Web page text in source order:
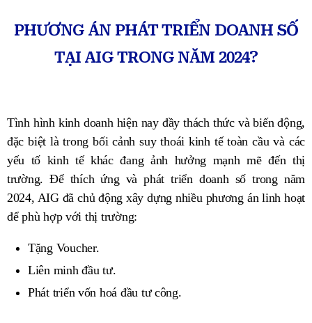
PHƯƠNG ÁN PHÁT TRIỂN DOANH SỐ
TẠI AIG TRONG NĂM 2024?
Tình hình kinh doanh hiện nay đầy thách thức và biến động,
đặc biệt là trong bối cảnh suy thoái kinh tế toàn cầu và các
yếu tố kinh tế khác đang ảnh hưởng mạnh mẽ đến thị
trường. Để thích ứng và phát triển doanh số trong năm
2024, AIG đã chủ động xây dựng nhiều phương án linh hoạt
để phù hợp với thị trường:
Tặng Voucher.
Liên minh đầu tư.
Phát triển vốn hoá đầu tư công.